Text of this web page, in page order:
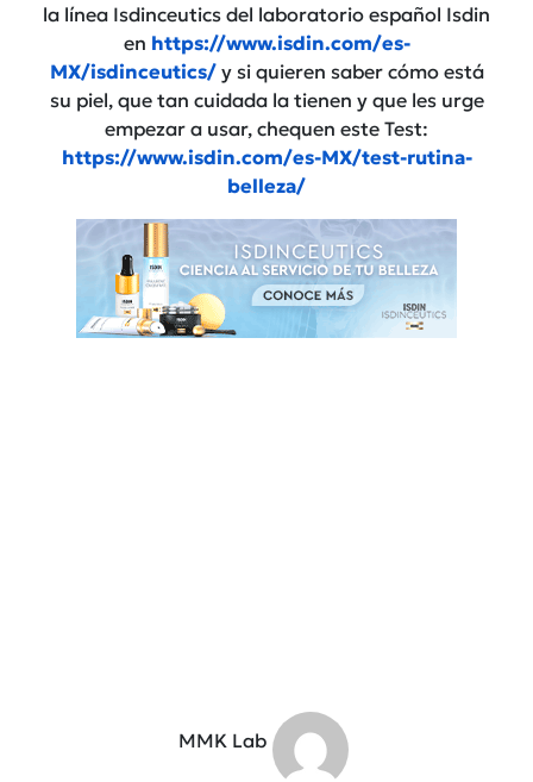
la línea Isdinceutics del laboratorio español Isdin
en https://www.isdin.com/es-
MX/isdinceutics/y si quieren saber cómo está
su piel, que tan cuidada la tienen y que les urge
empezar a usar, chequen este Test:
https://www.isdin.com/es-MX/test-rutina-
belleza/
MMK Lab